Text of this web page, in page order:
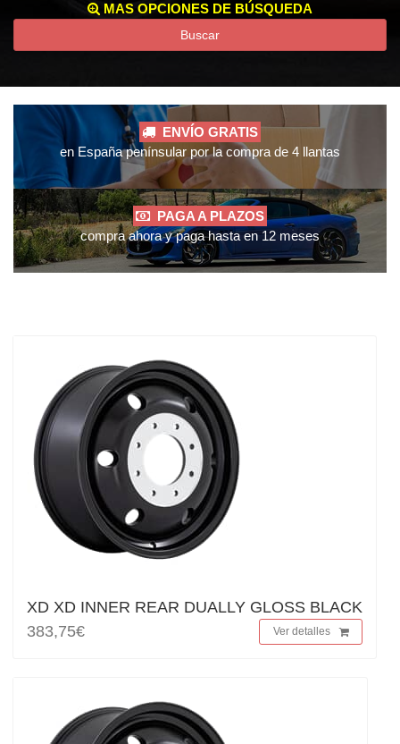
MAS OPCIONES DE BÚSQUEDA
Buscar
ENVÍO GRATIS
en España penínsular por la compra de 4 llantas
PAGA A PLAZOS
compra ahora y paga hasta en 12 meses
XD XD INNER REAR DUALLY GLOSS BLACK
383,75€
Ver detalles